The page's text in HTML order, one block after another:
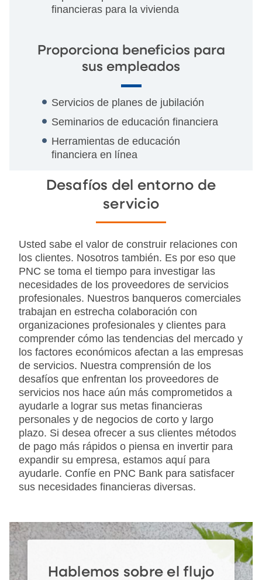
financieras para la vivienda
Proporciona beneficios para
sus empleados
Servicios de planes de jubilación
Seminarios de educación financiera
Herramientas de educación
financiera en línea
Desafíos del entorno de
servicio
Usted sabe el valor de construir relaciones con
los clientes. Nosotros también. Es por eso que
PNC se toma el tiempo para investigar las
necesidades de los proveedores de servicios
profesionales. Nuestros banqueros comerciales
trabajan en estrecha colaboración con
organizaciones profesionales y clientes para
comprender cómo las tendencias del mercado y
los factores económicos afectan a las empresas
de servicios. Nuestra comprensión de los
desafíos que enfrentan los proveedores de
servicios nos hace aún más comprometidos a
ayudarle a lograr sus metas financieras
personales y de negocios de corto y largo
plazo. Si desea ofrecer a sus clientes métodos
de pago más rápidos o piensa en invertir para
expandir su empresa, estamos aquí para
ayudarle. Confíe en PNC Bank para satisfacer
sus necesidades financieras diversas.
Hablemos sobre el flujo